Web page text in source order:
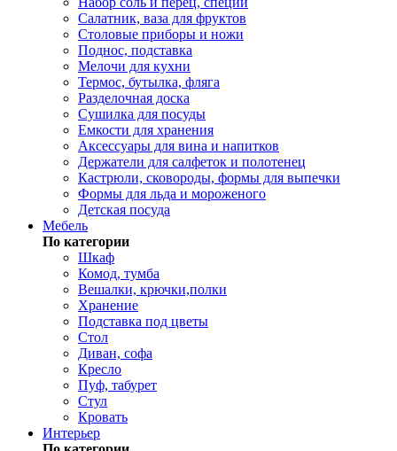
Салатник, ваза для фруктов
Столовые приборы и ножи
Поднос, подставка
Мелочи для кухни
Термос, бутылка, фляга
Разделочная доска
Сушилка для посуды
Емкости для хранения
Аксессуары для вина и напитков
Держатели для салфеток и полотенец
Кастрюли, сковороды, формы для выпечки
Формы для льда и мороженого
Детская посуда
Мебель
По категории
Шкаф
Комод, тумба
Вешалки, крючки,полки
Хранение
Подставка под цветы
Стол
Диван, софа
Кресло
Пуф, табурет
Стул
Кровать
Интерьер